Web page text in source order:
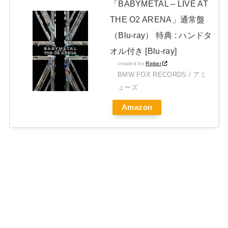
「BABYMETAL – LIVE AT
THE O2 ARENA」通常盤
（Blu-ray） 特典 : ハンドタ
オル付き [Blu-ray]
created by Rinker
BMW FOX RECORDS / アミ
ューズ
Amazon